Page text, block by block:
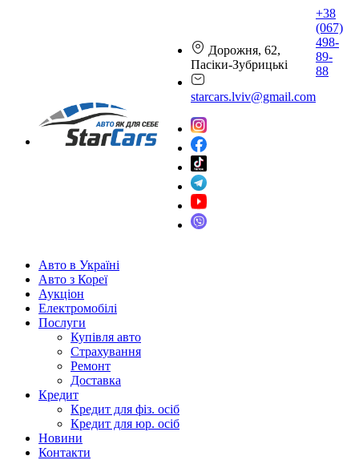
Дорожня, 62,
Пасіки-Зубрицькі
starcars.lviv@gmail.com
+38
(067)
498-
89-
88
Авто в Україні
Авто з Кореї
Аукціон
Електромобілі
Послуги
Купівля авто
Страхування
Ремонт
Доставка
Кредит
Кредит для фіз. осіб
Кредит для юр. осіб
Новини
Контакти